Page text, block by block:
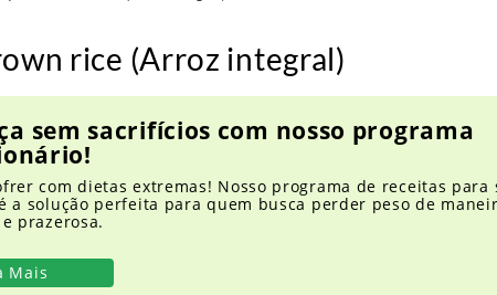
rice (Arroz integral)
sem sacrifícios com nosso programa
com dietas extremas! Nosso programa de receitas para
a solução perfeita para quem busca perder peso de
prazerosa.
Mais